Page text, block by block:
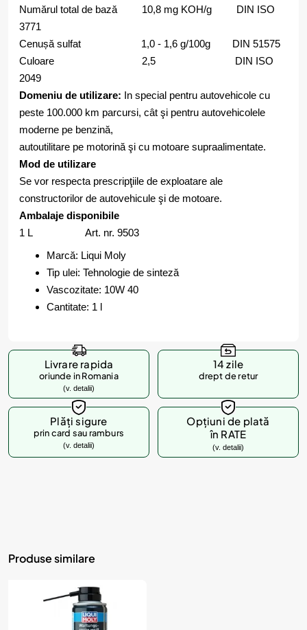
Numărul total de bază 10,8 mg KOH/g DIN ISO
3771
Cenușă sulfat 1,0 - 1,6 g/100g DIN 51575
Culoare 2,5 DIN ISO
2049
Domeniu de utilizare: In special pentru autovehicole cu
peste 100.000 km parcursi, cât şi pentru autovehicolele
moderne pe benzină,
autoutilitare pe motorină şi cu motoare supraalimentate.
Mod de utilizare
Se vor respecta prescripţiile de exploatare ale
constructorilor de autovehicule şi de motoare.
Ambalaje disponibile
1 L Art. nr. 9503
Marcă: Liqui Moly
Tip ulei: Tehnologie de sinteză
Vascozitate: 10W 40
Cantitate: 1 l
Livrare rapida
oriunde in Romania
(v. detalii)
14 zile
drept de retur
Plăți sigure
prin card sau ramburs
(v. detalii)
Opțiuni de plată
în RATE
(v. detalii)
Produse similare